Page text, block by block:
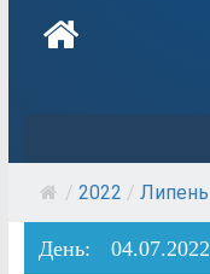
/ 2022 / Липень
День: 04.07.2022